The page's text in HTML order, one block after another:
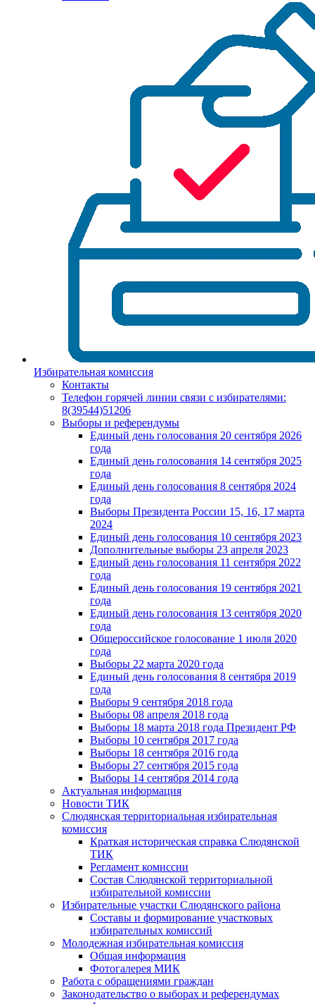
Избирательная комиссия
Контакты
Телефон горячей линии связи с избирателями:
8(39544)51206
Выборы и референдумы
Единый день голосования 20 сентября 2026
года
Единый день голосования 14 сентября 2025
года
Единый день голосования 8 сентября 2024
года
Выборы Президента России 15, 16, 17 марта
2024
Единый день голосования 10 сентября 2023
Дополнительные выборы 23 апреля 2023
Единый день голосования 11 сентября 2022
года
Единый день голосования 19 сентября 2021
года
Единый день голосования 13 сентября 2020
года
Общероссийское голосование 1 июля 2020
года
Выборы 22 марта 2020 года
Единый день голосования 8 сентября 2019
года
Выборы 9 сентября 2018 года
Выборы 08 апреля 2018 года
Выборы 18 марта 2018 года Президент РФ
Выборы 10 сентября 2017 года
Выборы 18 сентября 2016 года
Выборы 27 сентября 2015 года
Выборы 14 сентября 2014 года
Актуальная информация
Новости ТИК
Слюдянская территориальная избирательная
комиссия
Краткая историческая справка Слюдянской
ТИК
Регламент комиссии
Состав Слюдянской территориальной
избирательной комиссии
Избирательные участки Слюдянского района
Составы и формирование участковых
избирательных комиссий
Молодежная избирательная комиссия
Общая информация
Фотогалерея МИК
Работа с обращениями граждан
Законодательство о выборах и референдумах